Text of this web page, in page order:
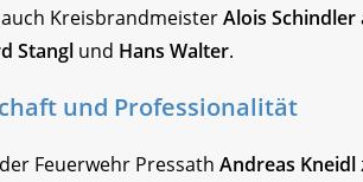
KreisbrandmeisterAlois Schindler
Stangl und Hans Walter.
und Professionalität
Feuerwehr Pressath Andreas Kneidl